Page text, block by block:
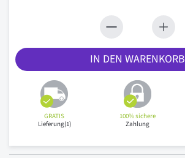
IN DEN WARENKORB
GRATIS
Lieferung(1)
100% sichere
Zahlung